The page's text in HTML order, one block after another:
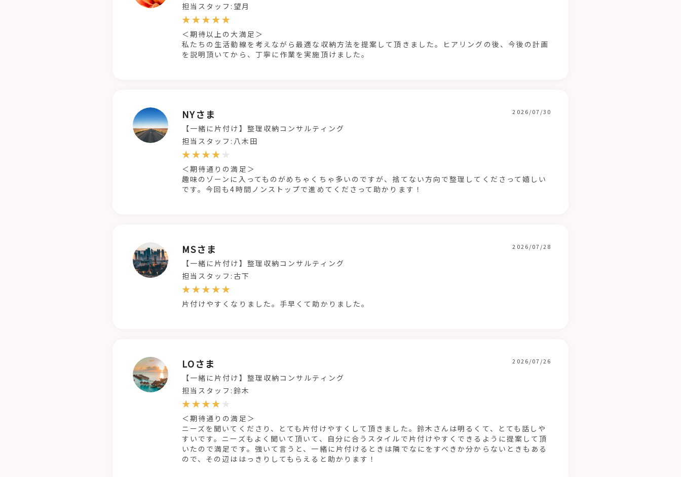
担当スタッフ:望月
＜期待以上の大満足＞
私たちの生活動線を考えながら最適な収納方法を提案して頂きました。ヒアリングの後、今後の計画
を説明頂いてから、丁寧に作業を実施頂けました。
NYさま 2026/07/30
【一緒に片付け】整理収納コンサルティング
担当スタッフ:八木田
＜期待通りの満足＞
趣味のゾーンに入ってものがめちゃくちゃ多いのですが、捨てない方向で整理してくださって嬉しい
です。今回も4時間ノンストップで進めてくださって助かります！
MSさま 2026/07/28
【一緒に片付け】整理収納コンサルティング
担当スタッフ:古下
片付けやすくなりました。手早くて助かりました。
LOさま 2026/07/26
【一緒に片付け】整理収納コンサルティング
担当スタッフ:鈴木
＜期待通りの満足＞
ニーズを聞いてくださり、とても片付けやすくして頂きました。鈴木さんは明るくて、とても話しや
すいです。ニーズもよく聞いて頂いて、自分に合うスタイルで片付けやすくできるように提案して頂
いたので満足です。強いて言うと、一緒に片付けるときは隣でなにをすべきか分からないときもある
ので、その辺ははっきりしてもらえると助かります！